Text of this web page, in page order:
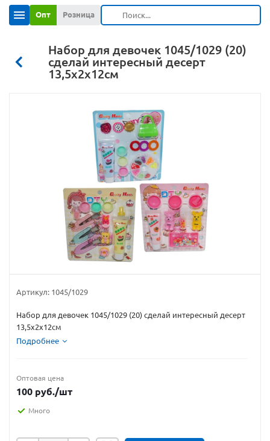
Опт Розница
Набор для девочек 1045/1029 (20)
сделай интересный десерт
13,5х2х12см
Артикул: 1045/1029
Набор для девочек 1045/1029 (20) сделай интересный десерт
13,5х2х12см
Подробнее
Оптовая цена
100 руб./шт
Много